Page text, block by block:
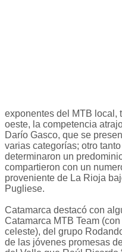
exponentes del MTB local,
oeste, la competencia
Darío Gasco, que se
varias categorías; otro
determinaron un
compartieron con un
proveniente de La Rioja
Pugliese.
Catamarca destacó con
Catamarca MTB Team
celeste), del grupo
de las jóvenes promesas